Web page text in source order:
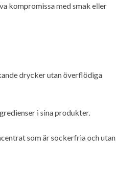
kompromissa med smak eller
drycker utan överflödiga
i sina produkter.
som är sockerfria och utan